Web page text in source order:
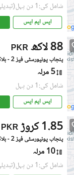
شامل کی:1 دن پہل (تبدیلی
ایس ایم ایس
PKR 88 لاکھ
5 مرلہ
شامل کی:1 دن پہل
ایس ایم ایس
PKR 1.85 کروڑ
10 مرلہ
شامل کی:1 دن پہل (تبدیلی